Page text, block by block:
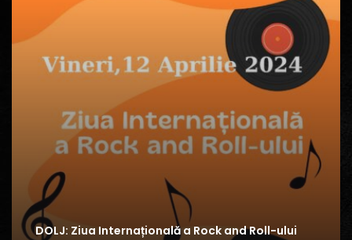
DOLJ: Ziua Internațională a Rock and Roll-ului